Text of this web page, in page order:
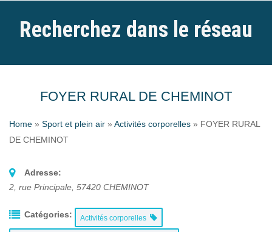
Recherchez dans le réseau
FOYER RURAL DE CHEMINOT
Home » Sport et plein air » Activités corporelles » FOYER RURAL
DE CHEMINOT
Adresse:
2, rue Principale 57420 CHEMINOT
Catégories: Activités corporelles